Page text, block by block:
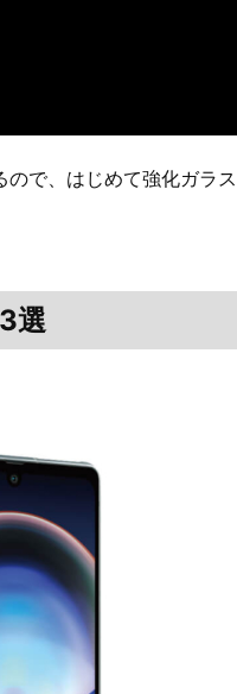
で、はじめて強化ガラス
選